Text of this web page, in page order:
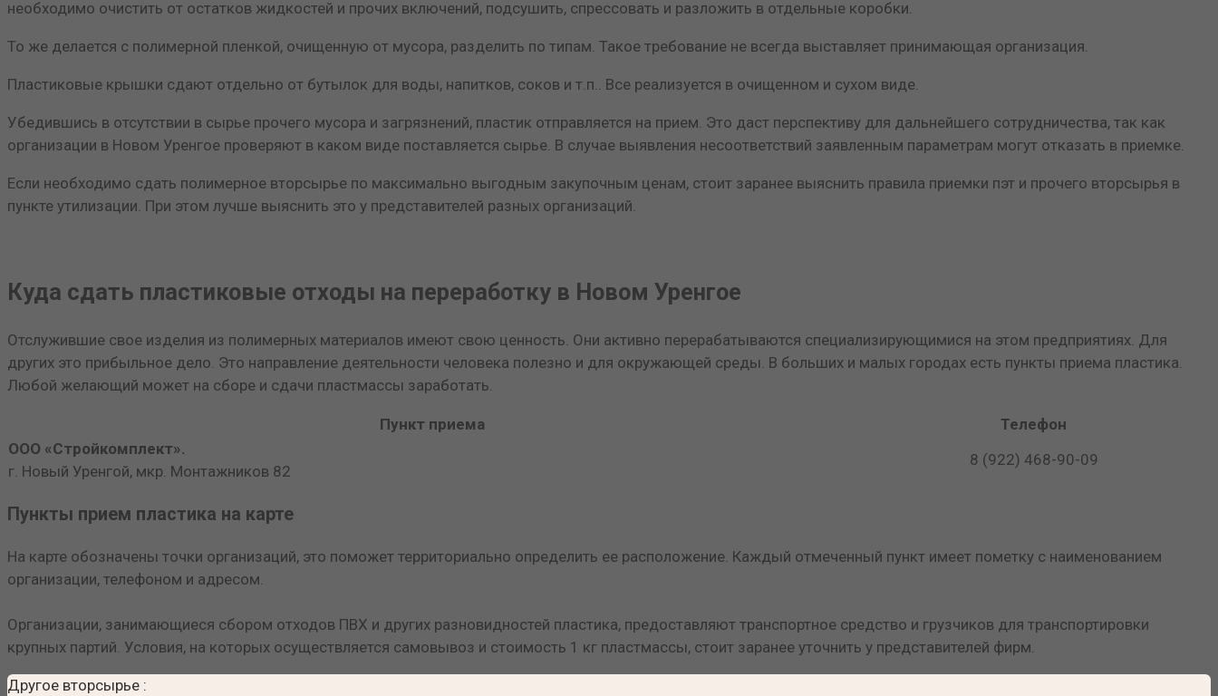
необходимо очистить от остатков жидкостей и прочих включений, подсушить, спрессовать и разложить в отдельные коробки.
То же делается с полимерной пленкой, очищенную от мусора, разделить по типам. Такое требование не всегда выставляет принимающая организация.
Пластиковые крышки сдают отдельно от бутылок для воды, напитков, соков и т.п.. Все реализуется в очищенном и сухом виде.
Убедившись в отсутствии в сырье прочего мусора и загрязнений, пластик отправляется на прием. Это даст перспективу для дальнейшего сотрудничества, так как
организации в Новом Уренгое проверяют в каком виде поставляется сырье. В случае выявления несоответствий заявленным параметрам могут отказать в приемке.
Если необходимо сдать полимерное вторсырье по максимально выгодным закупочным ценам, стоит заранее выяснить правила приемки пэт и прочего вторсырья в
пункте утилизации. При этом лучше выяснить это у представителей разных организаций.
Куда сдать пластиковые отходы на переработку в Новом Уренгое
Отслужившие свое изделия из полимерных материалов имеют свою ценность. Они активно перерабатываются специализирующимися на этом предприятиях. Для
других это прибыльное дело. Это направление деятельности человека полезно и для окружающей среды. В больших и малых городах есть пункты приема пластика.
Любой желающий может на сборе и сдачи пластмассы заработать.
Пункт приема
Телефон
ООО «Стройкомплект».
г. Новый Уренгой, мкр. Монтажников 82
8 (922) 468-90-09
Пункты прием пластика на карте
На карте обозначены точки организаций, это поможет территориально определить ее расположение. Каждый отмеченный пункт имеет пометку с наименованием
организации, телефоном и адресом.
Организации, занимающиеся сбором отходов ПВХ и других разновидностей пластика, предоставляют транспортное средство и грузчиков для транспортировки
крупных партий. Условия, на которых осуществляется самовывоз и стоимость 1 кг пластмассы, стоит заранее уточнить у представителей фирм.
Другое вторсырье :